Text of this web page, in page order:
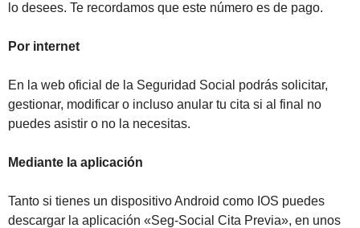
lo desees. Te recordamos que este número es de pago.
Por internet
En la web oficial de la Seguridad Social podrás solicitar,
gestionar, modificar o incluso anular tu cita si al final no
puedes asistir o no la necesitas.
Mediante la aplicación
Tanto si tienes un dispositivo Android como IOS puedes
descargar la aplicación «Seg-Social Cita Previa», en unos